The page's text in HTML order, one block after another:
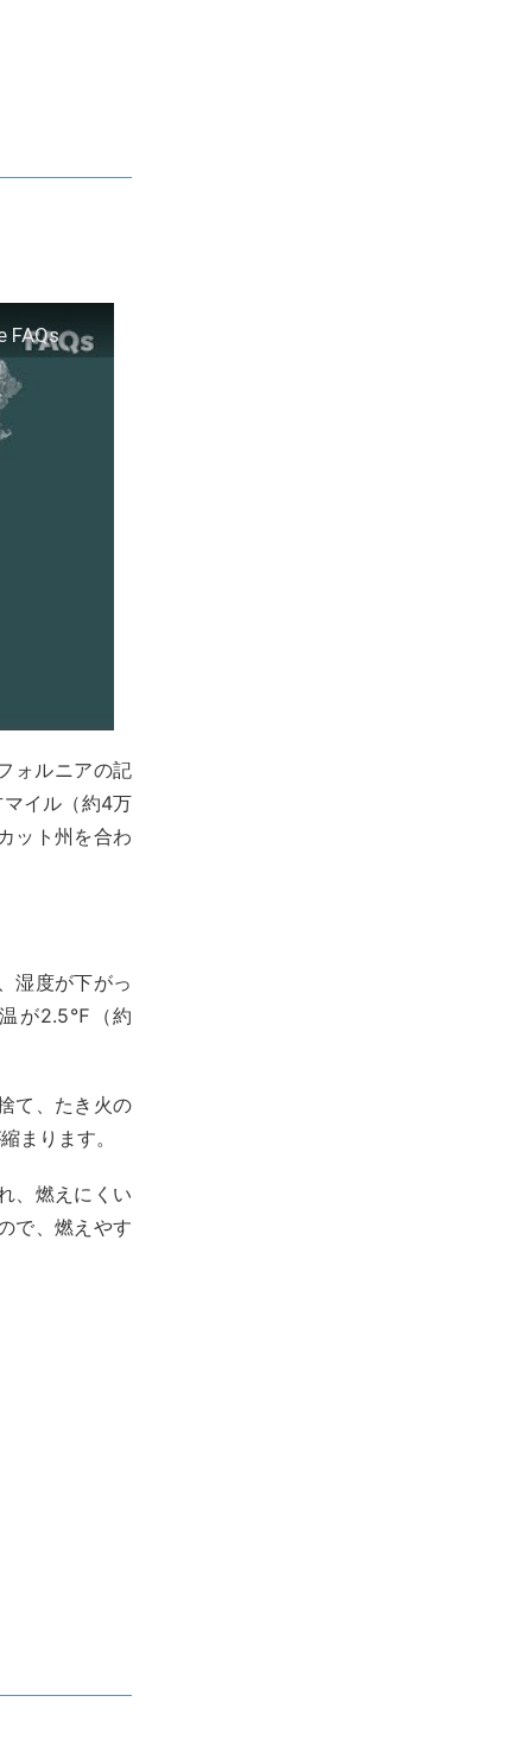
FAQs
ォルニアの記
イル（約4万
ット州を合わ
湿度が下がっ
温が2.5℉（約
て、たき火の
まります。
、燃えにくい
で、燃えやす